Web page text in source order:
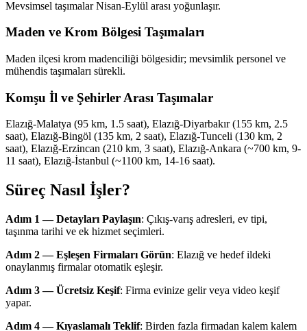
Mevsimsel taşımalar Nisan-Eylül arası yoğunlaşır.
Maden ve Krom Bölgesi Taşımaları
Maden ilçesi krom madenciliği bölgesidir; mevsimlik personel ve
mühendis taşımaları sürekli.
Komşu İl ve Şehirler Arası Taşımalar
Elazığ-Malatya (95 km, 1.5 saat), Elazığ-Diyarbakır (155 km, 2.5
saat), Elazığ-Bingöl (135 km, 2 saat), Elazığ-Tunceli (130 km, 2
saat), Elazığ-Erzincan (210 km, 3 saat), Elazığ-Ankara (~700 km, 9-
11 saat), Elazığ-İstanbul (~1100 km, 14-16 saat).
Süreç Nasıl İşler?
Adım 1 — Detayları Paylaşın: Çıkış-varış adresleri, ev tipi,
taşınma tarihi ve ek hizmet seçimleri.
Adım 2 — Eşleşen Firmaları Görün: Elazığ ve hedef ildeki
onaylanmış firmalar otomatik eşleşir.
Adım 3 — Ücretsiz Keşif: Firma evinize gelir veya video keşif
yapar.
Adım 4 — Kıyaslamalı Teklif: Birden fazla firmadan kalem kalem